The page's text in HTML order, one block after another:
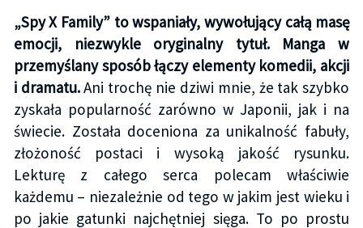
„Spy X Family” to wspaniały, wywołujący całą masę
emocji, niezwykle oryginalny tytuł. Manga w
przemyślany sposób łączy elementy komedii, akcji
i dramatu.Ani trochę nie dziwi mnie, że tak szybko
zyskała popularność zarówno w Japonii, jak i na
świecie. Została doceniona za unikalność fabuły,
złożoność postaci i wysoką jakość rysunku.
Lekturę z całego serca polecam właściwie
każdemu – niezależnie od tego w jakim jest wieku i
po jakie gatunki najchętniej sięga. To po prostu